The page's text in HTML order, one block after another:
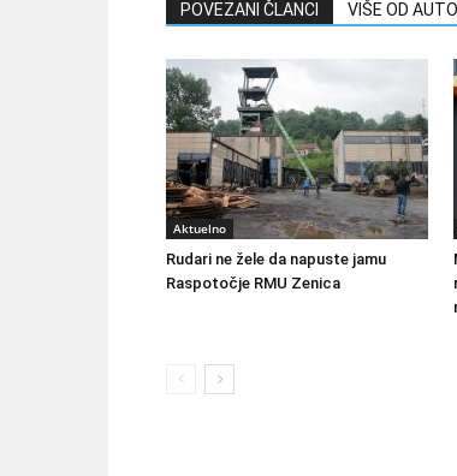
POVEZANI ČLANCI VIŠE OD
Aktuelno
Rudari ne žele da napuste jamu
Raspotočje RMU Zenica